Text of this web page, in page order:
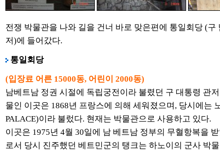
전쟁 박물관을 나와 길을 건너 바로 맞은편에 통일회당 (구
저)에 들어갔다.
통일회당
(입장료 어른 15000동, 어린이 2000동)
남베트남 정권 시절에 독립궁전이라 불렸던 구 대통령 관
물인 이곳은 1868년 프랑스에 의해 세워졌으며, 당시에는
PALACE)이라 불렀다. 현재는 박물관으로 사용하고 있다.
이곳은 1975년 4월 30일에 남 베트남 정부의 무혈항복을
로서 당시 진주했던 베트민군의 탱크는 하노이의 군사 박